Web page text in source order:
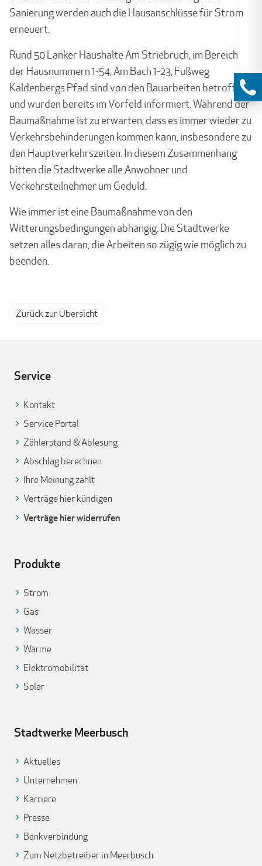
Sanierung werden auch die Hausanschlüsse für Strom
erneuert.
Rund 50 Lanker Haushalte Am Striebruch, im Bereich
der Hausnummern 1-54, Am Bach 1-23, Fußweg
Kaldenbergs Pfad sind von den Bauarbeiten betroffen
und wurden bereits im Vorfeld informiert. Während der
Baumaßnahme ist zu erwarten, dass es immer wieder zu
Verkehrsbehinderungen kommen kann, insbesondere zu
den Hauptverkehrszeiten. In diesem Zusammenhang
bitten die Stadtwerke alle Anwohner und
Verkehrsteilnehmer um Geduld.
Wie immer ist eine Baumaßnahme von den
Witterungsbedingungen abhängig. Die Stadtwerke
setzen alles daran, die Arbeiten so zügig wie möglich zu
beenden.
Zurück zur Übersicht
Service
Kontakt
Service Portal
Zählerstand & Ablesung
Abschlag berechnen
Ihre Meinung zählt
Verträge hier kündigen
Verträge hier widerrufen
Produkte
Strom
Gas
Wasser
Wärme
Elektromobilität
Solar
Stadtwerke Meerbusch
Aktuelles
Unternehmen
Karriere
Presse
Bankverbindung
Zum Netzbetreiber in Meerbusch